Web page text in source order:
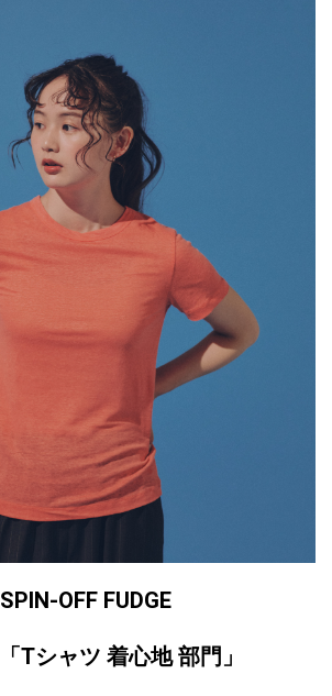
SPIN-OFF FUDGE
「Tシャツ 着心地 部門」